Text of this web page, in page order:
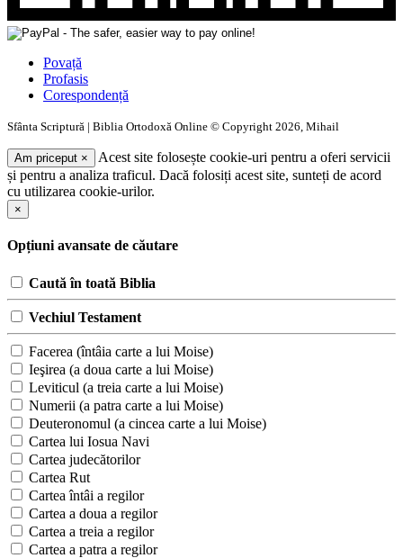
Povață
Profasis
Corespondență
Sfânta Scriptură | Biblia Ortodoxă Online © Copyright 2026, Mihail
Am priceput ×
Acest site folosește cookie-uri pentru a oferi servicii
și pentru a analiza traficul. Dacă folosiți acest site, sunteți de acord
cu utilizarea cookie-urilor.
×
Opțiuni avansate de căutare
Caută în toată Biblia
Vechiul Testament
Facerea (întâia carte a lui Moise)
Ieşirea (a doua carte a lui Moise)
Leviticul (a treia carte a lui Moise)
Numerii (a patra carte a lui Moise)
Deuteronomul (a cincea carte a lui Moise)
Cartea lui Iosua Navi
Cartea judecătorilor
Cartea Rut
Cartea întâi a regilor
Cartea a doua a regilor
Cartea a treia a regilor
Cartea a patra a regilor